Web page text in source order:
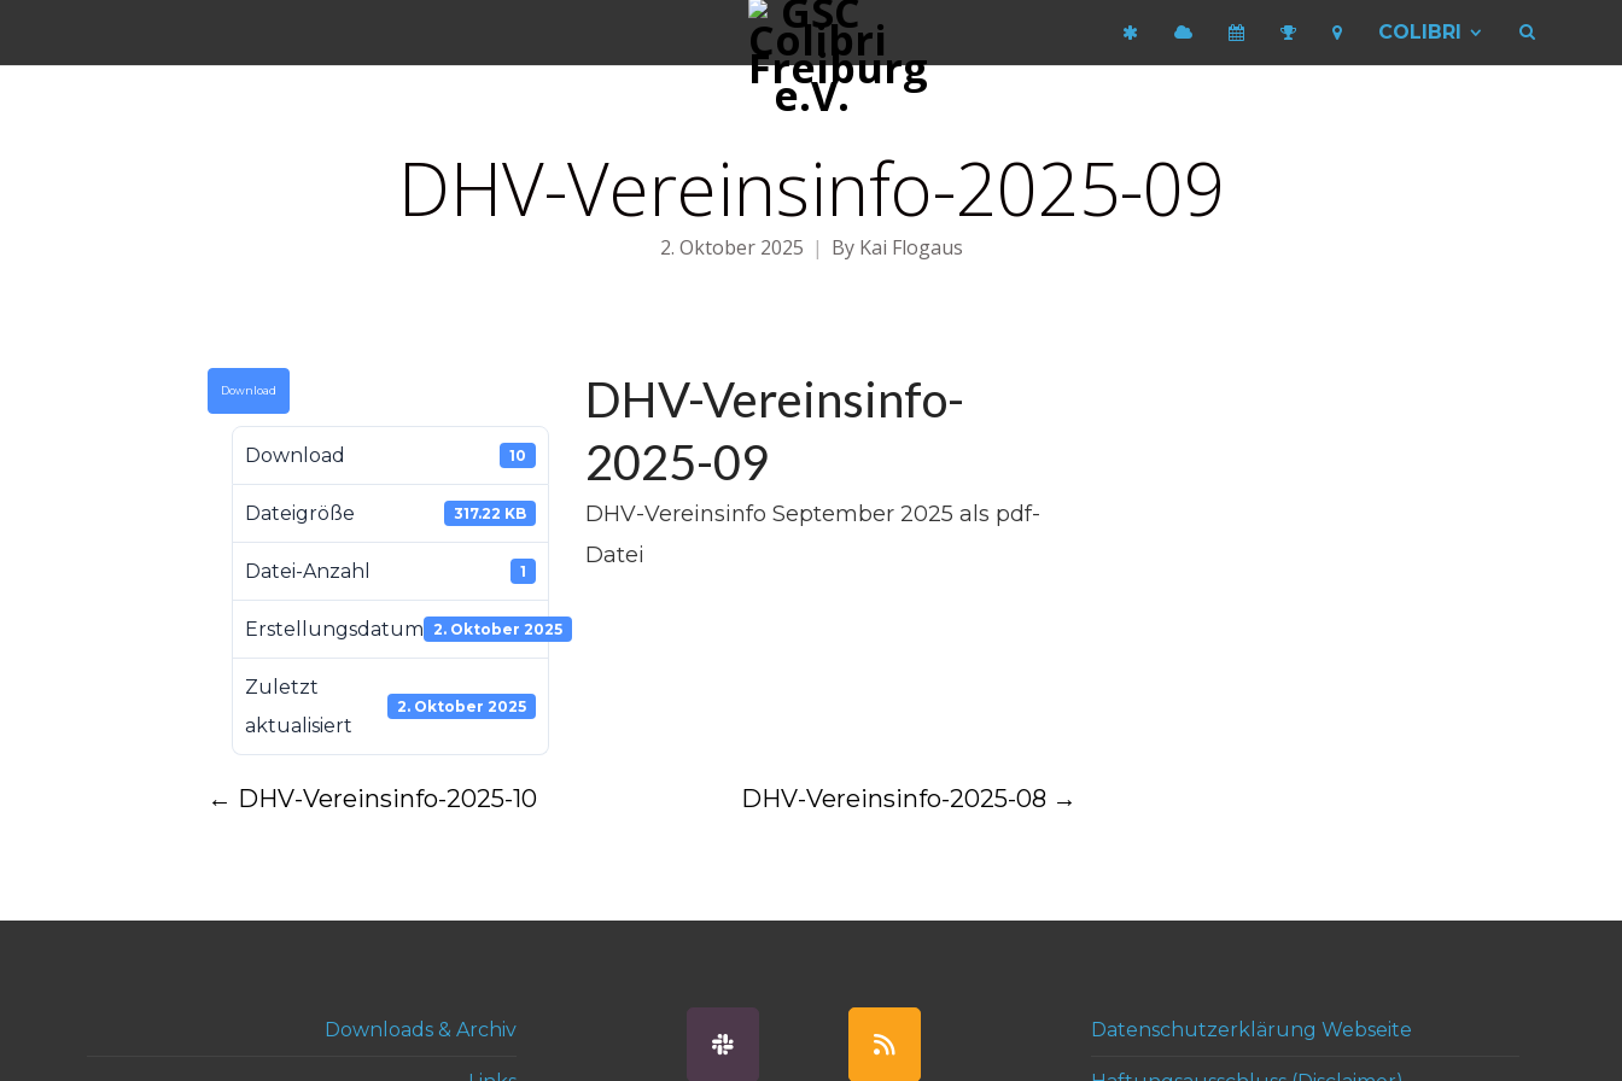
COLIBRI
DHV-Vereinsinfo-2025-09
2. Oktober 2025 By Kai Flogaus
Download
Download 10
Dateigröße 317.22 KB
Datei-Anzahl 1
Erstellungsdatum 2. Oktober 2025
Zuletzt
aktualisiert
2. Oktober 2025
DHV-Vereinsinfo-
2025-09
DHV-Vereinsinfo September 2025 als pdf-
Datei
Post
← DHV-Vereinsinfo-2025-10 DHV-Vereinsinfo-2025-08 →
Downloads & Archiv Datenschutzerklärung Webseite